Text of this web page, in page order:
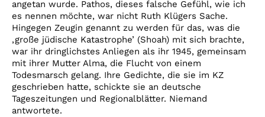
angetan wurde. Pathos, dieses falsche Gefühl, wie ich
es nennen möchte, war nicht Ruth Klügers Sache.
Hingegen Zeugin genannt zu werden für das, was die
‚große jüdische Katastrophe’ (Shoah) mit sich brachte,
war ihr dringlichstes Anliegen als ihr 1945, gemeinsam
mit ihrer Mutter Alma, die Flucht von einem
Todesmarsch gelang. Ihre Gedichte, die sie im KZ
geschrieben hatte, schickte sie an deutsche
Tageszeitungen und Regionalblätter. Niemand
antwortete.